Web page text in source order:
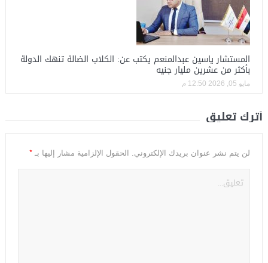
المستشار ياسين عبدالمنعم يكتب عن: الكلاب الضالة تنهك الدولة
بأكثر من عشرين مليار جنيه
مايو 05, 2026 12:50 م
أترك تعليق
لن يتم نشر عنوان بريدك الإلكتروني. الحقول الإلزامية مشار إليها بـ *